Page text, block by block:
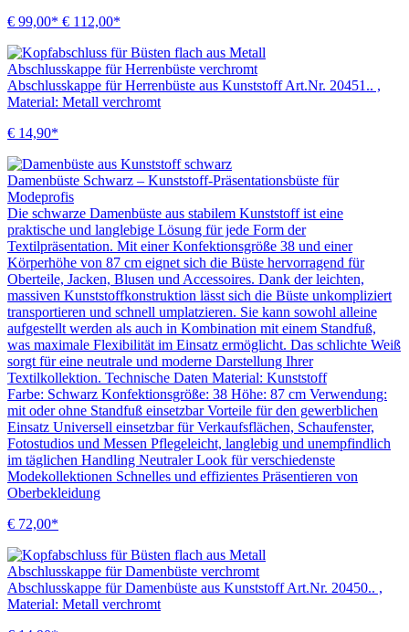
€ 99,00* € 112,00*
Abschlusskappe für Herrenbüste verchromt
Abschlusskappe für Herrenbüste aus Kunststoff Art.Nr. 20451.. ,
Material: Metall verchromt
€ 14,90*
Damenbüste Schwarz – Kunststoff-Präsentationsbüste für
Modeprofis
Die schwarze Damenbüste aus stabilem Kunststoff ist eine
praktische und langlebige Lösung für jede Form der
Textilpräsentation. Mit einer Konfektionsgröße 38 und einer
Körperhöhe von 87 cm eignet sich die Büste hervorragend für
Oberteile, Jacken, Blusen und Accessoires. Dank der leichten,
massiven Kunststoffkonstruktion lässt sich die Büste unkompliziert
transportieren und schnell umplatzieren. Sie kann sowohl alleine
aufgestellt werden als auch in Kombination mit einem Standfuß,
was maximale Flexibilität im Einsatz ermöglicht. Das schlichte Weiß
sorgt für eine neutrale und moderne Darstellung Ihrer
Textilkollektion. Technische Daten Material: Kunststoff
Farbe: Schwarz Konfektionsgröße: 38 Höhe: 87 cm Verwendung:
mit oder ohne Standfuß einsetzbar Vorteile für den gewerblichen
Einsatz Universell einsetzbar für Verkaufsflächen, Schaufenster,
Fotostudios und Messen Pflegeleicht, langlebig und unempfindlich
im täglichen Handling Neutraler Look für verschiedenste
Modekollektionen Schnelles und effizientes Präsentieren von
Oberbekleidung
€ 72,00*
Abschlusskappe für Damenbüste verchromt
Abschlusskappe für Damenbüste aus Kunststoff Art.Nr. 20450.. ,
Material: Metall verchromt